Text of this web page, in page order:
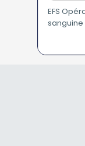
EFS
sanguine